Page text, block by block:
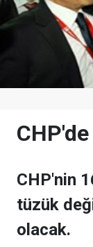
CHP'nin
tüzük
olacak.